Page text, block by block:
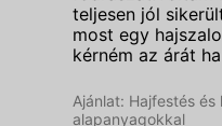
teljesen jól
most egy
kérném az árát
Ajánlat: Hajfestés
alapanyagokkal